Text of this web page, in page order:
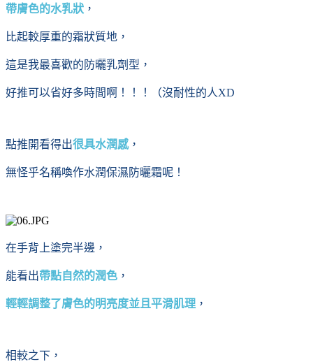
帶膚色的水乳狀 ，
比起較厚重的霜狀質地，
這是我最喜歡的防曬乳劑型，
好推可以省好多時間啊！！！（沒耐性的人XD
點推開看得出很具水潤感，
無怪乎名稱喚作水潤保濕防曬霜呢！
在手背上塗完半邊，
能看出帶點自然的潤色 ，
輕輕調整了膚色的明亮度並且平滑肌理 ，
相較之下，